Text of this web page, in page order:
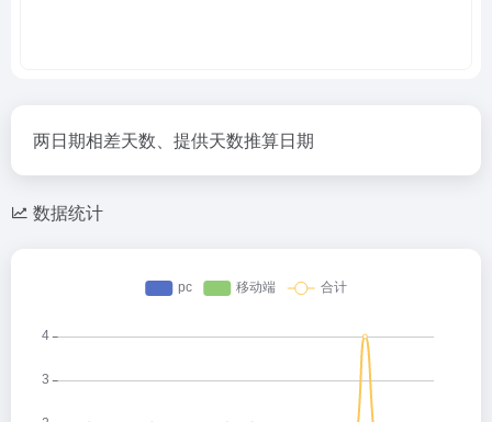
两日期相差天数、提供天数推算日期
数据统计